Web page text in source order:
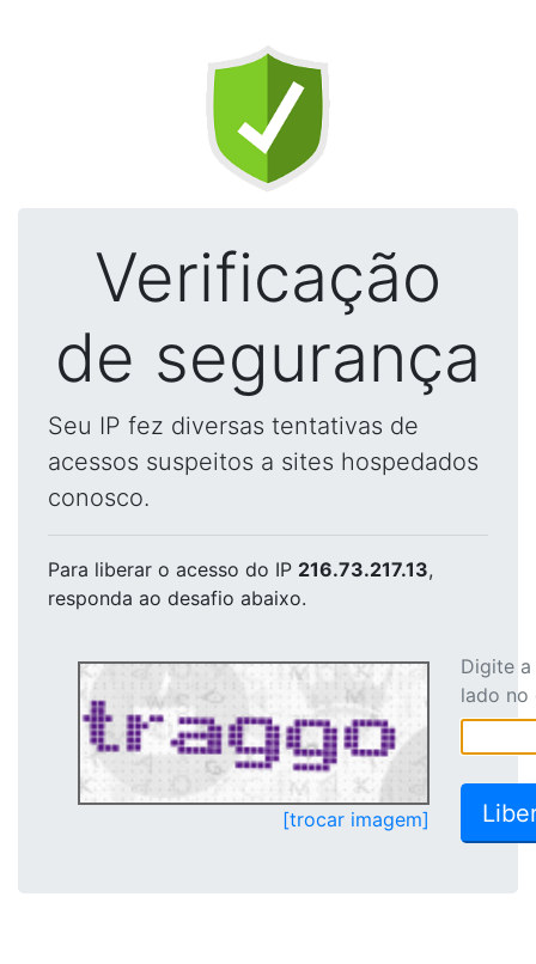
Verificação
de segurança
Seu IP fez diversas tentativas de
acessos suspeitos a sites hospedados
conosco.
Para liberar o acesso do IP 216.73.217.13,
responda ao desafio abaixo.
[trocar imagem]
Digite
lado no